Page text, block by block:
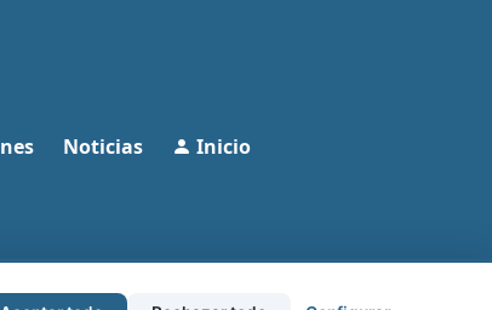
Noticias Inicio